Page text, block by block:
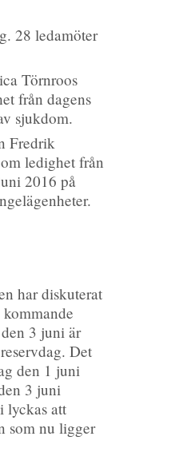
28 ledamöter
Törnroos
från dagens
sjukdom.
Fredrik
ledighet från
2016 på
har diskuterat
3 juni är
Det
den 1 juni
3 juni
lyckas att
som nu ligger